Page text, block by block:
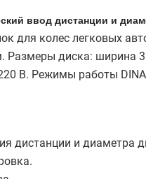
ввод дистанции и
для колес легковых
Размеры диска: ширина
В. Режимы работы
дистанции и диаметра